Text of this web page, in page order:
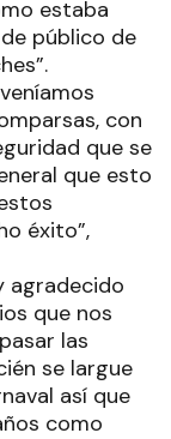
estaba
público de
con
que se
que esto
éxito”,
agradecido
que nos
las
se largue
así que
como